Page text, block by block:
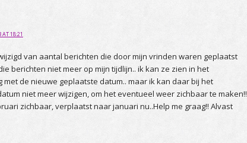
AT 18:21
van aantal berichten die door mijn vrinden waren geplaatst
berichten niet meer op mijn tijdlijn.. ik kan ze zien in het
met de nieuwe geplaatste datum.. maar ik kan daar bij het
niet meer wijzigen, om het eventueel weer zichbaar te maken!!
zichbaar, verplaatst naar januari nu..Help me graag!! Alvast